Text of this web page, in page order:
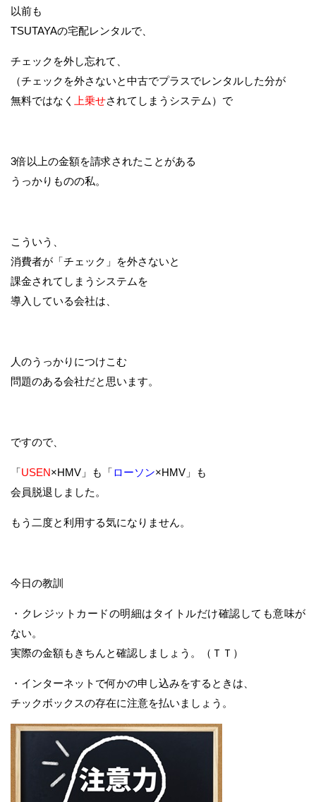
以前も
TSUTAYAの宅配レンタルで、
チェックを外し忘れて、
（チェックを外さないと中古でプラスでレンタルした分が
無料ではなく
上乗せされてしまうシステム）で
3倍以上の金額を請求されたことがある
うっかりものの私。
こういう、
消費者が「チェック」を外さないと
課金されてしまうシステムを
導入している会社は、
人のうっかりにつけこむ
問題のある会社だと思います。
ですので、
「USEN×HMV」も「ローソン×HMV」も
会員脱退しました。
もう二度と利用する気になりません。
今日の教訓
・クレジットカードの明細はタイトルだけ確認しても意味が
ない。
実際の金額もきちんと確認しましょう。（ＴＴ）
・インターネットで何かの申し込みをするときは、
チックボックスの存在に注意を払いましょう。